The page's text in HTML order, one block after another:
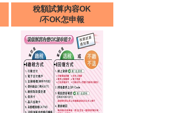
稅額試算內容OK
/不OK怎申報